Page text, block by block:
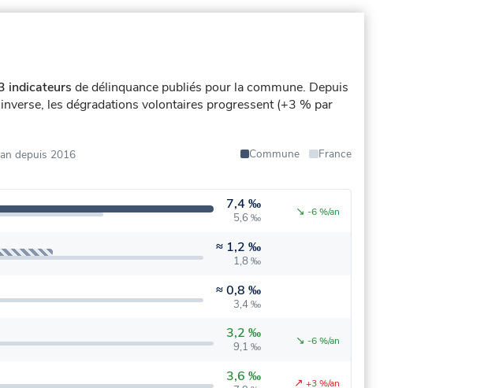
indicateurs de délinquance publiés pour la commune. Depuis
les dégradations volontaires progressent (+3 % par
depuis 2016 Commune
France
7,4 ‰
5,6 ‰ ↘ -6 %/an
≈ 1,2 ‰
1,8 ‰
≈0,8 ‰
3,4 ‰
3,2 ‰
9,1 ‰ ↘ -6 %/an
3,6 ‰ ↗ +3 %/an